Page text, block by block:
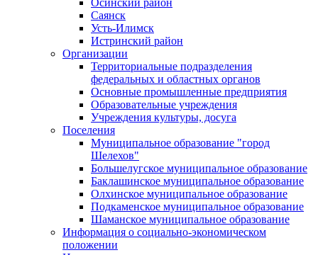
Саянск
Усть-Илимск
Истринский район
Организации
Территориальные подразделения
федеральных и областных органов
Основные промышленные предприятия
Образовательные учреждения
Учреждения культуры, досуга
Поселения
Муниципальное образование "город
Шелехов"
Большелугское муниципальное образование
Баклашинское муниципальное образование
Олхинское муниципальное образование
Подкаменское муниципальное образование
Шаманское муниципальное образование
Информация о социально-экономическом
положении